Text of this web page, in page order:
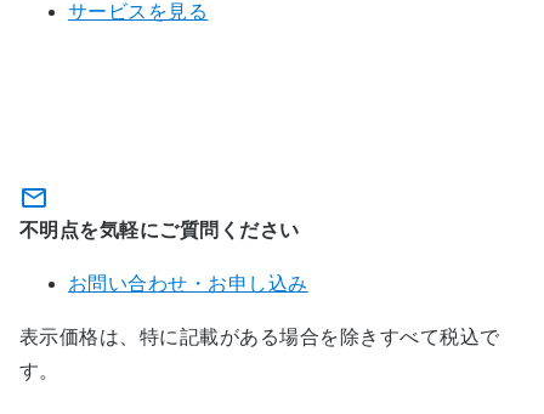
サービスを見る
不明点を気軽にご質問ください
お問い合わせ・お申し込み
表示価格は、特に記載がある場合を除きすべて税込で
す。